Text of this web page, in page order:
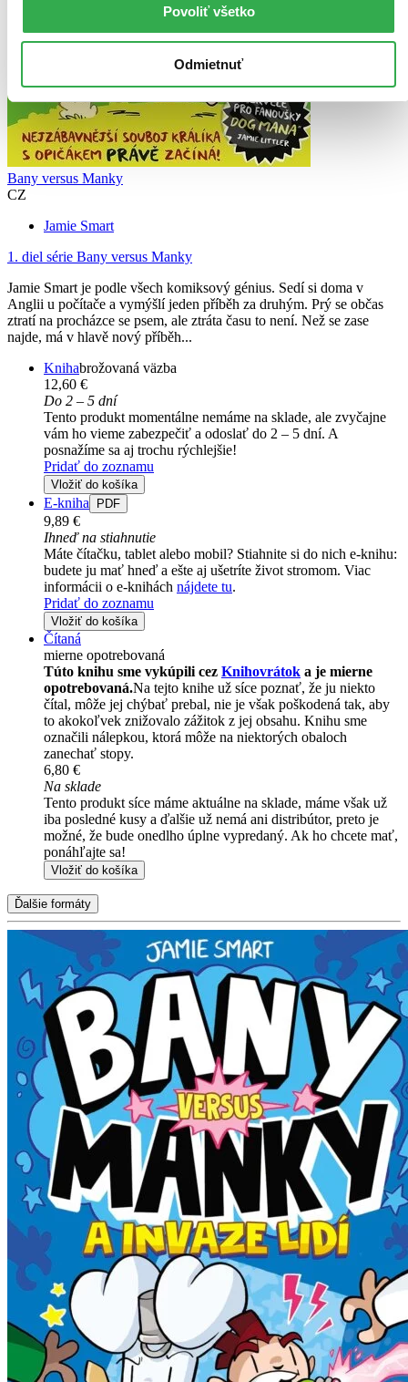
Povoliť všetko
Odmietnuť
Bany versus Manky
CZ
Jamie Smart
1. diel série Bany versus Manky
Jamie Smart je podle všech komiksový génius. Sedí si doma v
Anglii u počítače a vymýšlí jeden příběh za druhým. Prý se občas
ztratí na procházce se psem, ale ztráta času to není. Než se zase
najde, má v hlavě nový příběh...
Knihabrožovaná väzba
12,60 €
Do 2 – 5 dní
Tento produkt momentálne nemáme na sklade, ale zvyčajne
vám ho vieme zabezpečiť a odoslať do 2 – 5 dní. A
posnažíme sa aj trochu rýchlejšie!
Pridať do zoznamu
Vložiť do košíka
E-kniha PDF
9,89 €
Ihneď na stiahnutie
Máte čítačku, tablet alebo mobil? Stiahnite si do nich e-knihu:
budete ju mať hneď a ešte aj ušetríte život stromom. Viac
informácii o e-knihách nájdete tu.
Pridať do zoznamu
Vložiť do košíka
Čítaná
mierne opotrebovaná
Túto knihu sme vykúpili cez Knihovrátok a je mierne
opotrebovaná.Na tejto knihe už síce poznať, že ju niekto
čítal, môže jej chýbať prebal, nie je však poškodená tak, aby
to akokoľvek znižovalo zážitok z jej obsahu. Knihu sme
označili nálepkou, ktorá môže na niektorých obaloch
zanechať stopy.
6,80 €
Na sklade
Tento produkt síce máme aktuálne na sklade, máme však už
iba posledné kusy a ďalšie už nemá ani distribútor, preto je
možné, že bude onedlho úplne vypredaný. Ak ho chcete mať,
ponáhľajte sa!
Vložiť do košíka
Ďalšie formáty